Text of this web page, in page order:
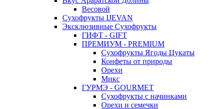
Весовой
Сухофрукты IJEVAN
Эксклюзивные Сухофрукты
ГИФТ - GIFT
ПРЕМИУМ - PREMIUM
Сухофрукты Ягоды Цукаты
Конфеты от природы
Орехи
Микс
ГУРМЭ - GOURMET
Сухофрукты с начинками
Орехи и семечки